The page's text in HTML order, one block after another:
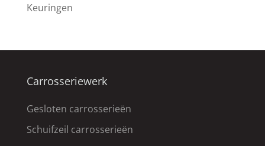
Keuringen
Carrosseriewerk
Gesloten carrosserieën
Schuifzeil carrosserieën